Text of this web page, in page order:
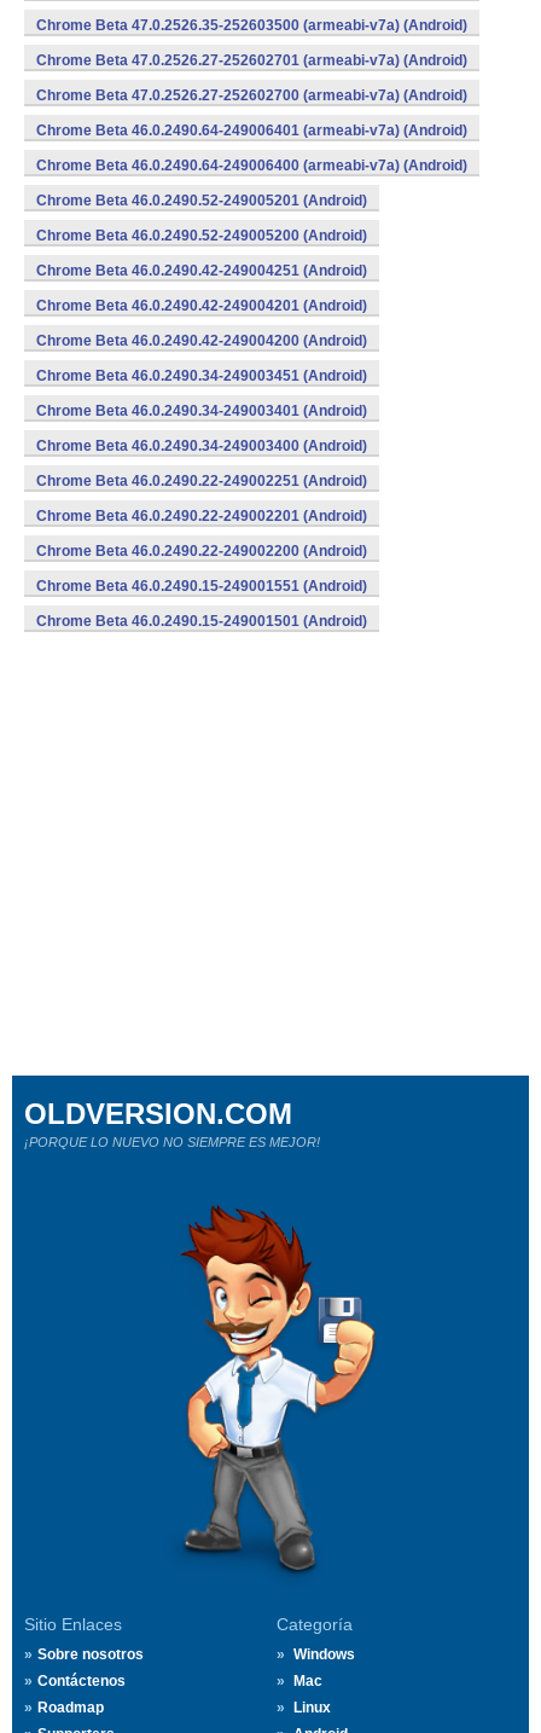
Chrome Beta 47.0.2526.35-252603500 (armeabi-v7a) (Android)
Chrome Beta 47.0.2526.27-252602701 (armeabi-v7a) (Android)
Chrome Beta 47.0.2526.27-252602700 (armeabi-v7a) (Android)
Chrome Beta 46.0.2490.64-249006401 (armeabi-v7a) (Android)
Chrome Beta 46.0.2490.64-249006400 (armeabi-v7a) (Android)
Chrome Beta 46.0.2490.52-249005201 (Android)
Chrome Beta 46.0.2490.52-249005200 (Android)
Chrome Beta 46.0.2490.42-249004251 (Android)
Chrome Beta 46.0.2490.42-249004201 (Android)
Chrome Beta 46.0.2490.42-249004200 (Android)
Chrome Beta 46.0.2490.34-249003451 (Android)
Chrome Beta 46.0.2490.34-249003401 (Android)
Chrome Beta 46.0.2490.34-249003400 (Android)
Chrome Beta 46.0.2490.22-249002251 (Android)
Chrome Beta 46.0.2490.22-249002201 (Android)
Chrome Beta 46.0.2490.22-249002200 (Android)
Chrome Beta 46.0.2490.15-249001551 (Android)
Chrome Beta 46.0.2490.15-249001501 (Android)
Sitio Enlaces
Sobre nosotros
Contáctenos
Roadmap
Categoría
Windows
Mac
Linux
OLDVERSION.COM
¡PORQUE LO NUEVO NO SIEMPRE ES MEJOR!